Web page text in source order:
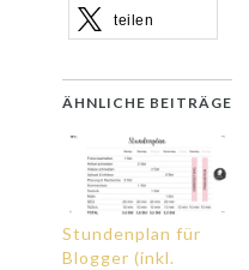
teilen
ÄHNLICHE BEITRÄGE
Stundenplan für
Blogger (inkl.